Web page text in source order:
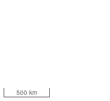
500 km